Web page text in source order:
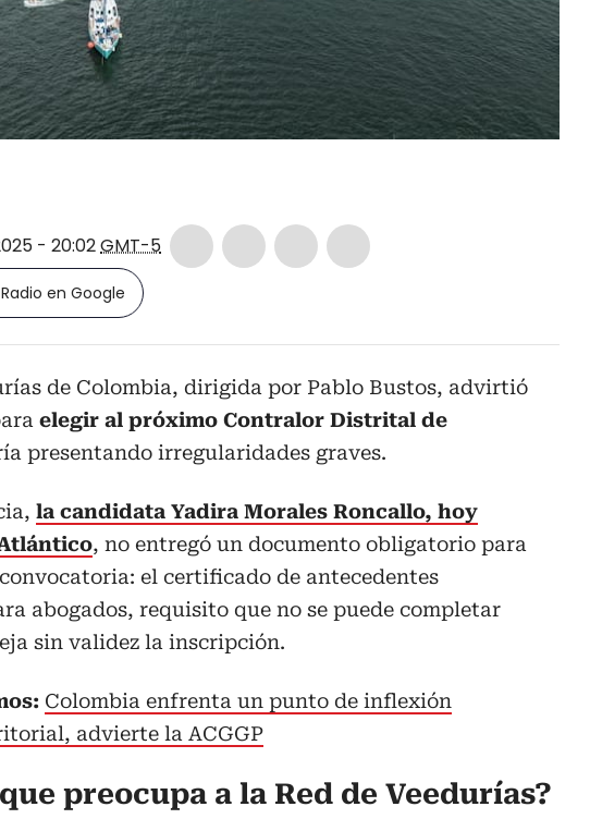
- 20:02GMT-5
en Google
de Colombia, dirigida por Pablo Bustos, advirtió
elegir al próximo Contralor Distrital de
presentando irregularidades graves.
la candidata Yadira Morales Roncallo, hoy
, no entregó un documento obligatorio para
el certificado de antecedentes
abogados, requisito que no se puede completar
sin validez la inscripción.
Colombia enfrenta un punto de inflexión
advierte la ACGGP
preocupa a la Red de Veedurías?